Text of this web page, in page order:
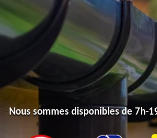
Nous sommes disponibles de 7h-